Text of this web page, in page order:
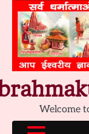
content
Welcome